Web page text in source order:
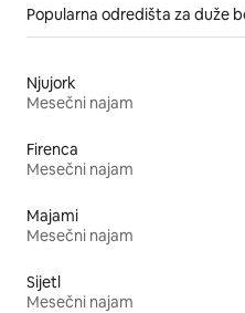
Popularna odredišta za duže
Njujork
Mesečni najam
Firenca
Mesečni najam
Majami
Mesečni najam
Sijetl
Mesečni najam